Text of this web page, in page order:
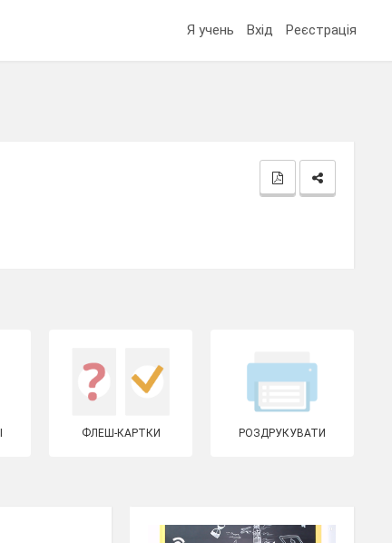
Я учень Вхід Реєстрація
ФЛЕШ-КАРТКИ РОЗДРУКУВАТИ